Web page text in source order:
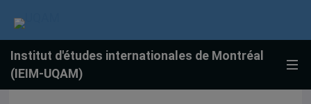
Institut d'études internationales de Montréal
(IEIM-UQAM)